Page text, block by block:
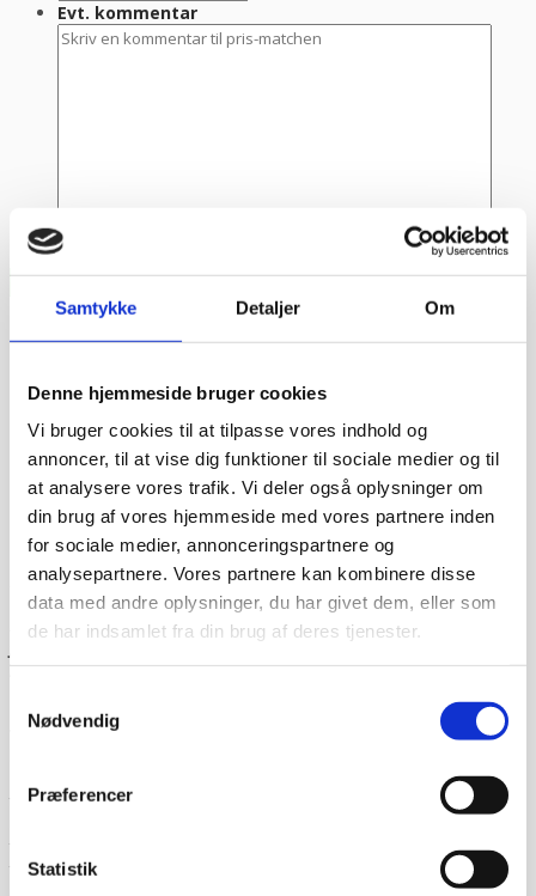
Samtykke Detaljer Om
Denne hjemmeside bruger cookies
Vi bruger cookies til at tilpasse vores indhold og
annoncer, til at vise dig funktioner til sociale medier og til
at analysere vores trafik. Vi deler også oplysninger om
din brug af vores hjemmeside med vores partnere inden
for sociale medier, annonceringspartnere og
analysepartnere. Vores partnere kan kombinere disse
data med andre oplysninger, du har givet dem, eller som
de har indsamlet fra din brug af deres tjenester.
Nødvendig
Præferencer
Statistik
Evt. kommentar
Dag-til-dag levering
Lagervarer leveres med 95% sandsynlighed allerede den
første hverdag efter din bestilling, såfremt du har bestilt
inden klokken 13.30.
Når du handler hos
kan du enten
vælge at hente varen selv på vores lager i Ikast eller du
tjekke varen på pallen for eventuelle skader før du skriver
tilføjet “modtaget under forbehold”. Det betyder at du har
taget forbehold for eventuelle skader du måtte have set